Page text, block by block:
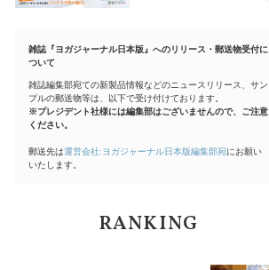
雑誌『ヨガジャーナル日本版』へのリリース・郵送物受付に
ついて
雑誌編集部宛ての新製品情報などのニュースリリース、サン
プルの郵送物等は、以下で受け付けております。
※プレジデント社様には編集部はございませんので、ご注意
ください。
郵送先は運営会社:ヨガジャーナル日本版編集部宛にお願い
いたします。
RANKING